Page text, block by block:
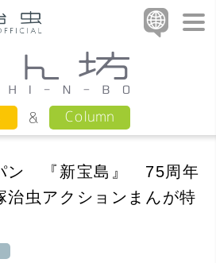
Column
ン 『新宝島』 75周年
虫アクションまんが特